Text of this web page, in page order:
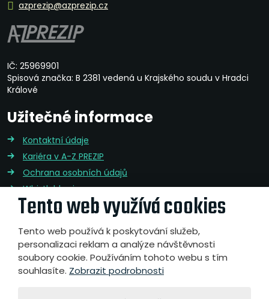
azprezip@azprezip.cz
IČ: 25969901
Spisová značka: B 2381 vedená u Krajského soudu v Hradci
Králové
Užitečné informace
Kontaktní údaje
Kariéra v A-Z PREZIP
Ochrana osobních údajů
Whistleblowing
Integrovaná politika QMS,EMS,BOZP
© 2026, A-Z PREZIP a.s- všechna práva vyhrazena
Tento web využívá cookies
Tento web používá k poskytování služeb,
personalizaci reklam a analýze návštěvnosti
soubory cookie. Používáním tohoto webu s tím
souhlasíte. Zobrazit podrobnosti